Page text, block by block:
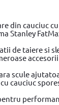
din cauciuc
Stanley
de taiere si
scule
cauciuc